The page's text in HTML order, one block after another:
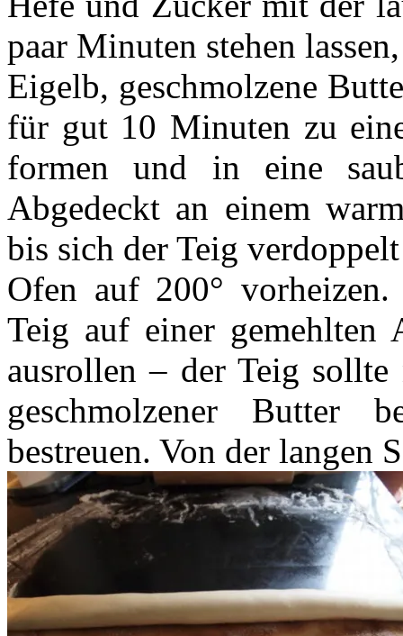
paar Minuten stehen
Eigelb, geschmolzene
für gut 10 Minuten zu
formen und in eine
Abgedeckt an einem
bis sich der Teig
Ofen auf 200°
Teig auf einer gemehlten
ausrollen – der Teig
geschmolzener Butter
bestreuen. Von der langen